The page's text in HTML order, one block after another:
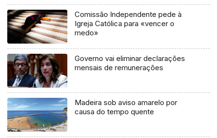
Comissão Independente pede à
Igreja Católica para «vencer o
medo»
Governo vai eliminar declarações
mensais de remunerações
Madeira sob aviso amarelo por
causa do tempo quente